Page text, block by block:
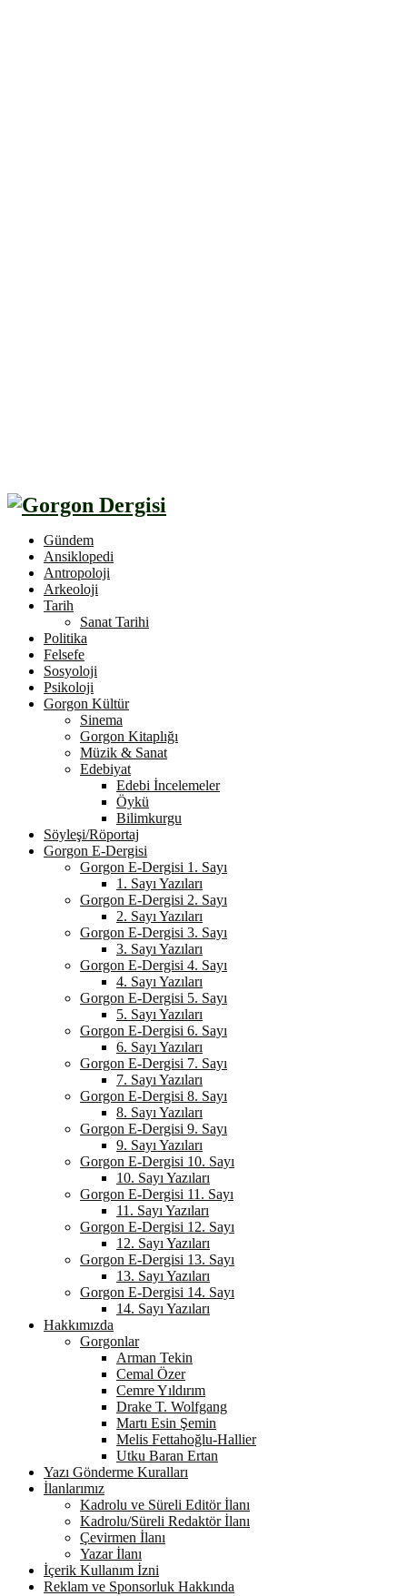
Gündem
Ansiklopedi
Antropoloji
Arkeoloji
Tarih
Sanat Tarihi
Politika
Felsefe
Sosyoloji
Psikoloji
Gorgon Kültür
Sinema
Gorgon Kitaplığı
Müzik & Sanat
Edebiyat
Edebi İncelemeler
Öykü
Bilimkurgu
Söyleşi/Röportaj
Gorgon E-Dergisi
Gorgon E-Dergisi 1. Sayı
1. Sayı Yazıları
Gorgon E-Dergisi 2. Sayı
2. Sayı Yazıları
Gorgon E-Dergisi 3. Sayı
3. Sayı Yazıları
Gorgon E-Dergisi 4. Sayı
4. Sayı Yazıları
Gorgon E-Dergisi 5. Sayı
5. Sayı Yazıları
Gorgon E-Dergisi 6. Sayı
6. Sayı Yazıları
Gorgon E-Dergisi 7. Sayı
7. Sayı Yazıları
Gorgon E-Dergisi 8. Sayı
8. Sayı Yazıları
Gorgon E-Dergisi 9. Sayı
9. Sayı Yazıları
Gorgon E-Dergisi 10. Sayı
10. Sayı Yazıları
Gorgon E-Dergisi 11. Sayı
11. Sayı Yazıları
Gorgon E-Dergisi 12. Sayı
12. Sayı Yazıları
Gorgon E-Dergisi 13. Sayı
13. Sayı Yazıları
Gorgon E-Dergisi 14. Sayı
14. Sayı Yazıları
Hakkımızda
Gorgonlar
Arman Tekin
Cemal Özer
Cemre Yıldırım
Drake T. Wolfgang
Martı Esin Şemin
Melis Fettahoğlu-Hallier
Utku Baran Ertan
Yazı Gönderme Kuralları
İlanlarımız
Kadrolu ve Süreli Editör İlanı
Kadrolu/Süreli Redaktör İlanı
Çevirmen İlanı
Yazar İlanı
İçerik Kullanım İzni
Reklam ve Sponsorluk Hakkında